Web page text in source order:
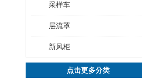
采样车
层流罩
新风柜
点击更多分类